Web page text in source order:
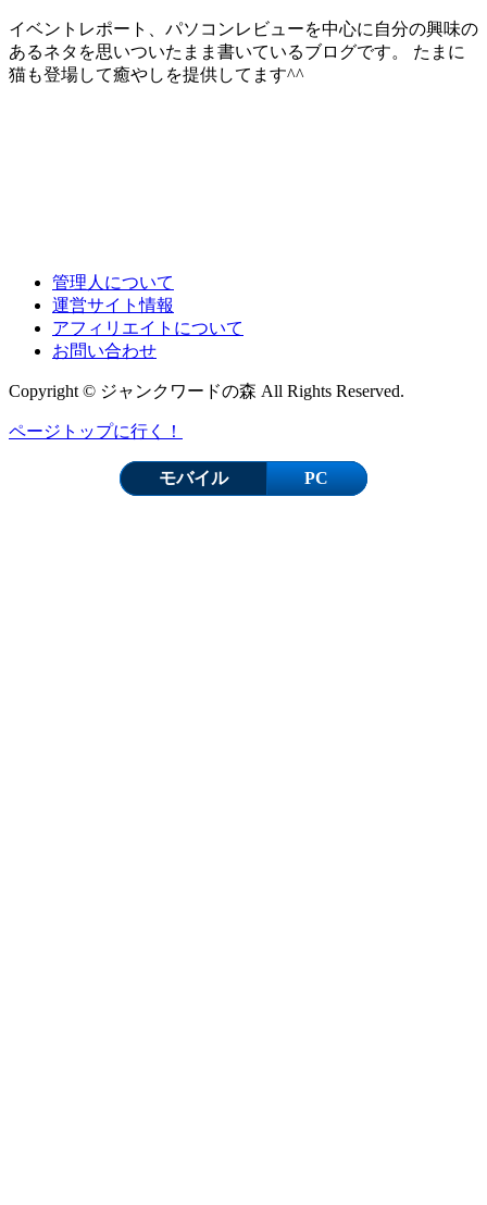
イベントレポート、パソコンレビューを中心に自分の興味の
あるネタを思いついたまま書いているブログです。 たまに
猫も登場して癒やしを提供してます^^
管理人について
運営サイト情報
アフィリエイトについて
お問い合わせ
Copyright © ジャンクワードの森 All Rights Reserved.
ページトップに行く！
モバイル PC